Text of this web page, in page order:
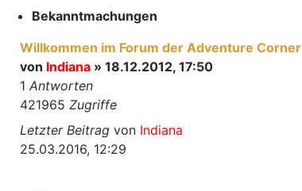
Bekanntmachungen
Willkommen im Forum der Adventure Corner
von Indiana » 18.12.2012, 17:50
1 Antworten
421965 Zugriffe
Letzter Beitrag von Indiana
25.03.2016, 12:29